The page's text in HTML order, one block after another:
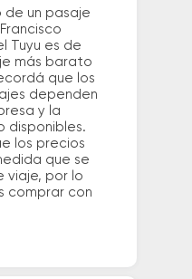
de un pasaje
Tuyu es de
más barato
que los
dependen
y la
disponibles.
los precios
que se
viaje, por lo
comprar con